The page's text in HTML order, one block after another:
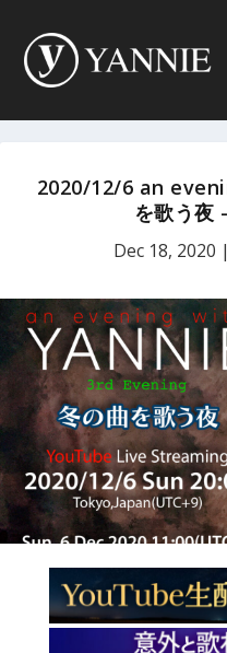
2020/12/6 an
を歌う夜
Dec 18, 2020 |